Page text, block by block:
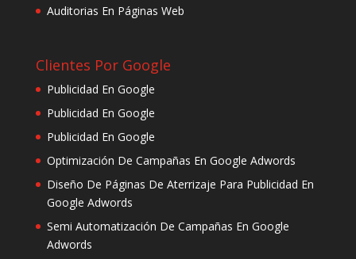
Auditorias En Páginas Web
Clientes Por Google
Publicidad En Google
Publicidad En Google
Publicidad En Google
Optimización De Campañas En Google Adwords
Diseño De Páginas De Aterrizaje Para Publicidad En
Google Adwords
Semi Automatización De Campañas En Google
Adwords